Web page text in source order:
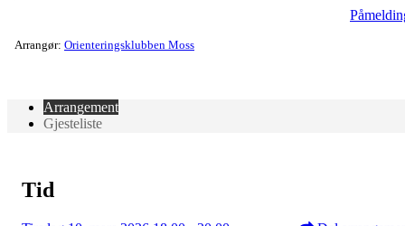
Arrangør: Orienteringsklubben Moss
Arrangement
Gjesteliste
Tid